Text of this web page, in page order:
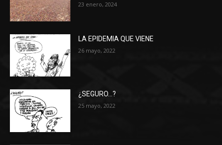
23 enero, 2024
LA EPIDEMIA QUE VIENE
26 mayo, 2022
¿SEGURO…?
25 mayo, 2022